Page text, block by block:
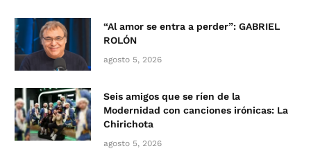
“Al amor se entra a perder”: GABRIEL
ROLÓN
agosto 5, 2026
Seis amigos que se ríen de la
Modernidad con canciones irónicas: La
Chirichota
agosto 5, 2026